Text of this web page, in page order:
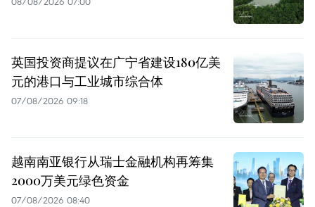
英国投资商提议在广宁省建设180亿美
元的港口与工业城市综合体
07/08/2026 09:18
越南南亚银行从瑞士金融机构再筹集
2000万美元绿色资金
07/08/2026 08:40